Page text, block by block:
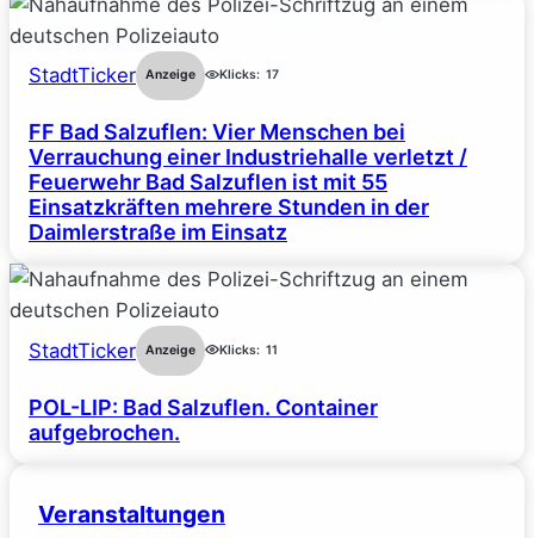
StadtTicker Anzeige Klicks: 17
FF Bad Salzuflen: Vier Menschen bei
Verrauchung einer Industriehalle verletzt /
Feuerwehr Bad Salzuflen ist mit 55
Einsatzkräften mehrere Stunden in der
Daimlerstraße im Einsatz
StadtTicker Anzeige Klicks: 11
POL-LIP: Bad Salzuflen. Container
aufgebrochen.
Veranstaltungen